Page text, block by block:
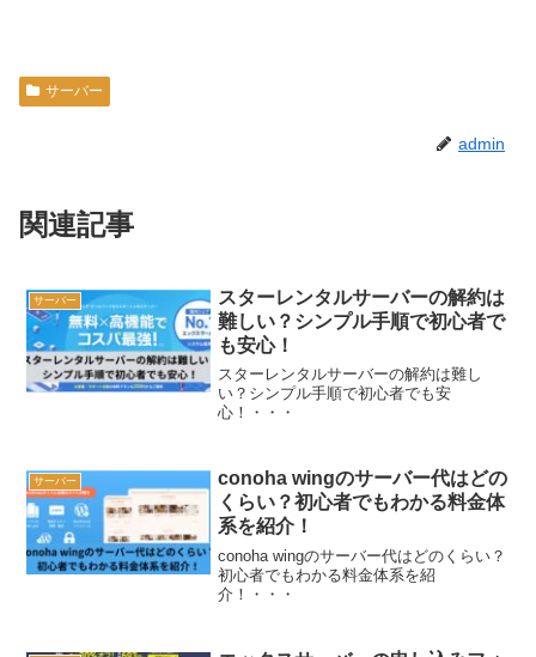
サーバー
admin
関連記事
サーバー
スターレンタルサーバーの解約は
難しい？シンプル手順で初心者で
も安心！
スターレンタルサーバーの解約は難し
い？シンプル手順で初心者でも安
心！・・・
サーバー
conoha wingのサーバー代はどの
くらい？初心者でもわかる料金体
系を紹介！
conoha wingのサーバー代はどのくらい？
初心者でもわかる料金体系を紹
介！・・・